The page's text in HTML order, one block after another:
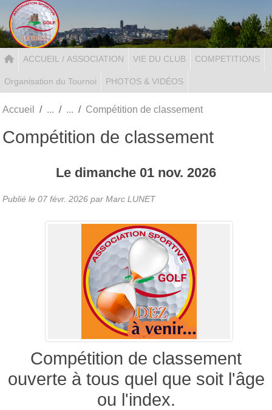
ACCUEIL / ASSOCIATION VIE DU CLUB COMPETITIONS
Organisation du Tournoi PHOTOS & VIDÉOS
Accueil Compétition de classement
Compétition de classement
Le dimanche 01 nov. 2026
Publié le 07 févr. 2026 par Marc LUNET
Compétition de classement
ouverte à tous quel que soit l'âge
ou l'index.
Panneau de gestion des cookies